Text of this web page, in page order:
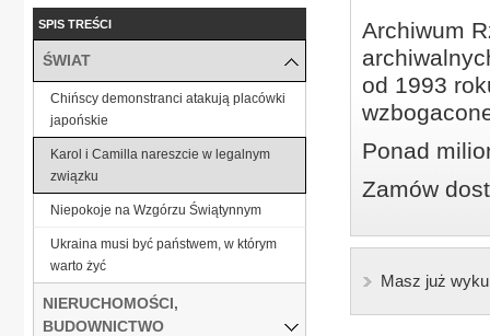
Archiwum
od 1993
Ponad
Zamów
Masz już
SPIS TREŚCI
ŚWIAT
Chińscy demonstranci atakują placówki
japońskie
Karol i Camilla nareszcie w legalnym
związku
Niepokoje na Wzgórzu Świątynnym
Ukraina musi być państwem, w którym
warto żyć
NIERUCHOMOŚCI,
BUDOWNICTWO